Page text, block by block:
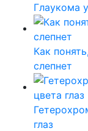
Глаукома
Как
слепнет
глаз